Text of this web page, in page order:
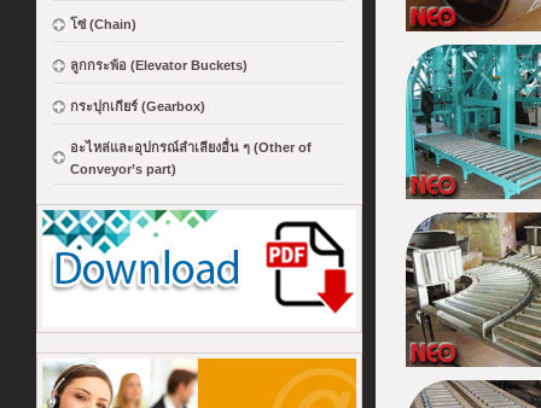
โซ่ (Chain)
ลูกกระพ้อ (Elevator Buckets)
กระปุกเกียร์ (Gearbox)
อะไหล่และอุปกรณ์ลำเลียงอื่น ๆ (Other of
Conveyor’s part)